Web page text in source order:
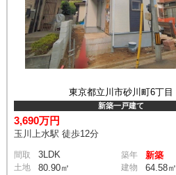
東京都立川市砂川町6丁目
新築一戸建て
3,690万円
玉川上水駅 徒歩12分
間取 3LDK 築年 新築
土地 80.90㎡ 建物 64.58㎡